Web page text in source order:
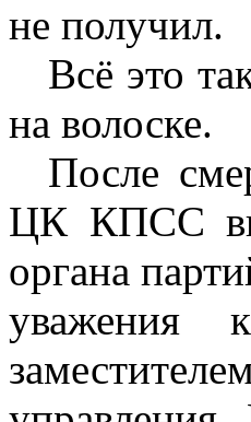
не получил.
Всё это
на волоске.
После
ЦК КПСС
органа
уважения